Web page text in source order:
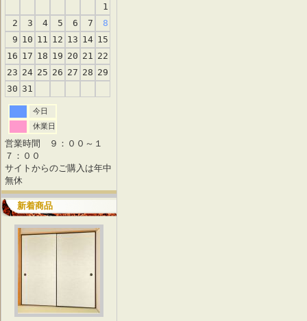
1
2
3 4 5 6 7
8
9 10 11 12 13 14 15
16 17 18 19 20 21 22
23 24 25 26 27 28 29
30 31
今日
休業日
営業時間 ９：００～１
７：００
サイトからのご購入は年中
無休
新着商品